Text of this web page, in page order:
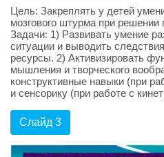
Цель: Закреплять у детей
мозгового штурма при
Задачи: 1) Развивать умение
ситуации и выводить
ресурсы. 2) Активизировать
мышления и творческого
конструктивные навыки (при
и сенсорику (при работе с
Слайд 3